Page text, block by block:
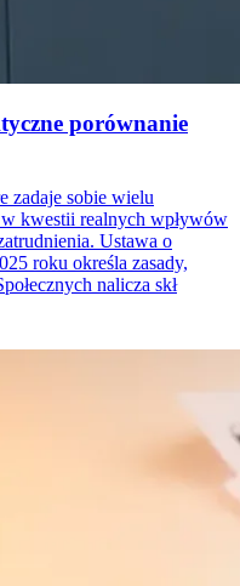
porównanie
zadaje sobie wielu
kwestii realnych wpływów
Ustawa o
roku określa zasady,
nalicza skł